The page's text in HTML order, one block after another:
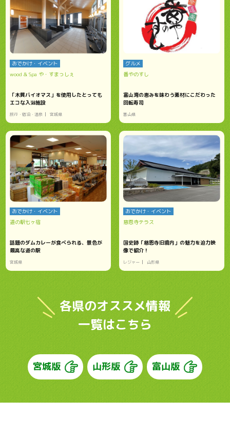
おでかけ・イベント
wood & Spa や・すまっしぇ
「木質バイオマス」を使用したとっても
エコな入浴施設
旅行・宿泊・温泉 宮城県
グルメ
番やのすし
富山湾の恵みを味わう素材にこだわった
回転寿司
富山県
おでかけ・イベント
道の駅七ヶ宿
話題のダムカレーが食べられる、景色が
最高な道の駅
宮城県
おでかけ・イベント
慈恩寺テラス
国史跡「慈恩寺旧境内」の魅力を迫力映
像で紹介！
レジャー 山形県
各県のオススメ情報
一覧はこちら
宮城版 山形版 富山版